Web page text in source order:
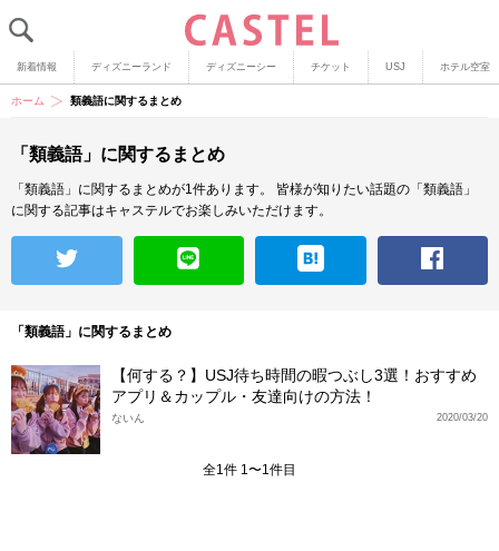
新着情報 ディズニーランド ディズニーシー チケット USJ ホテル空室
ホーム 類義語に関するまとめ
「類義語」に関するまとめ
「類義語」に関するまとめが1件あります。
皆様が知りたい話題の「類義語」
に関する記事はキャステルでお楽しみいただけます。
「類義語」に関するまとめ
【何する？】USJ待ち時間の暇つぶし3選！おすすめ
アプリ＆カップル・友達向けの方法！
2020/03/20
ないん
全1件 1〜1件目